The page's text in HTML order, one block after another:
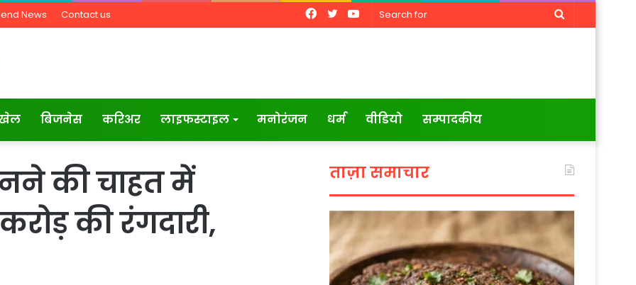
News Contact us
Search
YouTube
Twitter
Facebook
बिजनेस करिअर लाइफस्टाइल मनोरंजन धर्म वीडियो सम्पादकीय
की चाहत में
की रंगदारी,
ताज़ा समाचार